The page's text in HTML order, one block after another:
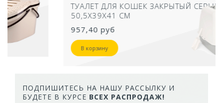
ТУАЛЕТ ДЛЯ КОШЕК ЗАКРЫТЫЙ СЕРЫЙ
50,5Х39Х41 СМ
957,40 руб
ПОДПИШИТЕСЬ НА НАШУ РАССЫЛКУ И
БУДЕТЕ В КУРСЕ ВСЕХ РАСПРОДАЖ!